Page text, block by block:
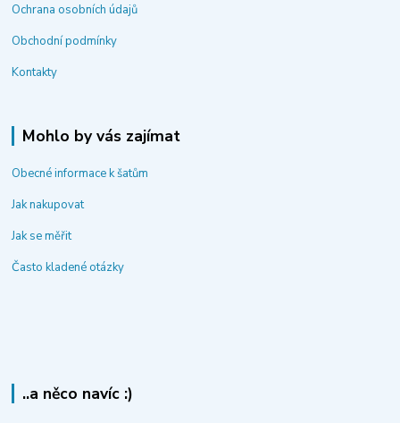
Ochrana osobních údajů
Obchodní podmínky
Kontakty
Mohlo by vás zajímat
Obecné informace k šatům
Jak nakupovat
Jak se měřit
Často kladené otázky
..a něco navíc :)